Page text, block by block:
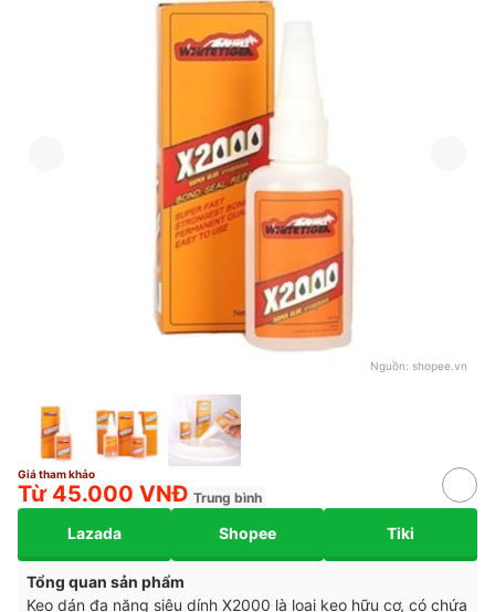
Nguồn: shopee.vn
Giá tham khảo
Từ 45.000 VNĐ Trung bình
Lazada Shopee Tiki
Tổng quan sản phẩm
Keo dán đa năng siêu dính X2000 là loại keo hữu cơ, có chứa